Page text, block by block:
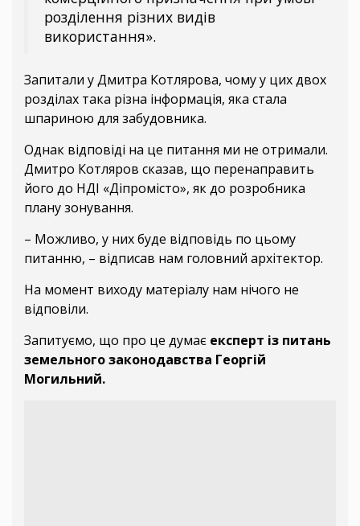
розділення різних видів
використання».
Запитали у Дмитра Котлярова, чому у цих двох
розділах така різна інформація, яка стала
шпариною для забудовника.
Однак відповіді на це питання ми не отримали.
Дмитро Котляров сказав, що перенаправить
його до НДІ «Діпромісто», як до розробника
плану зонування.
– Можливо, у них буде відповідь по цьому
питанню, – відписав нам головний архітектор.
На момент виходу матеріалу нам нічого не
відповіли.
Запитуємо, що про це думає експерт із питань
земельного законодавства Георгій
Могильний.